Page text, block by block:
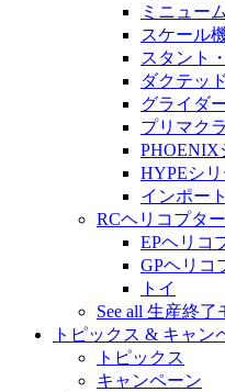
ミニュー
スケール
スタント
ダクテッ
グライダ
プリマク
PHOENIX
HYPEシ
インポー
RCヘリコプタ
EPヘリコ
GPヘリコ
トイ
See all 生産終
トピックス & キャン
トピックス
キャンペーン